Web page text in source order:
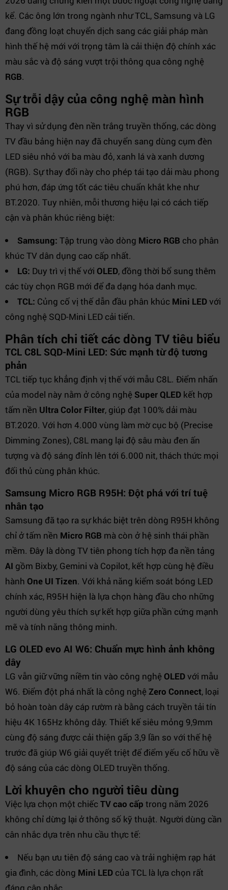
kể. Các ông lớn trong ngành như TCL, Samsung và LG
đang đồng loạt chuyển dịch sang các giải pháp màn
hình thế hệ mới với trọng tâm là cải thiện độ chính xác
màu sắc và độ sáng vượt trội thông qua công nghệ
RGB.
Sự trỗi dậy của công nghệ màn hình
RGB
Thay vì sử dụng đèn nền trắng truyền thống, các dòng
TV đầu bảng hiện nay đã chuyển sang dùng cụm đèn
LED siêu nhỏ với ba màu đỏ, xanh lá và xanh dương
(RGB). Sự thay đổi này cho phép tái tạo dải màu phong
phú hơn, đáp ứng tốt các tiêu chuẩn khắt khe như
BT.2020. Tuy nhiên, mỗi thương hiệu lại có cách tiếp
cận và phân khúc riêng biệt:
Samsung: Tập trung vào dòng Micro RGB cho phân
khúc TV dân dụng cao cấp nhất.
LG: Duy trì vị thế với OLED, đồng thời bổ sung thêm
các tùy chọn RGB mới để đa dạng hóa danh mục.
TCL: Củng cố vị thế dẫn đầu phân khúc Mini LEDvới
công nghệ SQD-Mini LED cải tiến.
Phân tích chi tiết các dòng TV tiêu biểu
TCL C8L SQD-Mini LED: Sức mạnh từ độ tương
phản
TCL tiếp tục khẳng định vị thế với mẫu C8L. Điểm nhấn
của model này nằm ở công nghệ Super QLED kết hợp
tấm nền Ultra Color Filter, giúp đạt 100% dải màu
BT.2020. Với hơn 4.000 vùng làm mờ cục bộ (Precise
Dimming Zones), C8L mang lại độ sâu màu đen ấn
tượng và độ sáng đỉnh lên tới 6.000 nit, thách thức mọi
đối thủ cùng phân khúc.
Samsung Micro RGB R95H: Đột phá với trí tuệ
nhân tạo
Samsung đã tạo ra sự khác biệt trên dòng R95H không
chỉ ở tấm nền Micro RGB mà còn ở hệ sinh thái phần
mềm. Đây là dòng TV tiên phong tích hợp đa nền tảng
AI gồm Bixby, Gemini và Copilot, kết hợp cùng hệ điều
hành One UI Tizen. Với khả năng kiểm soát bóng LED
chính xác, R95H hiện là lựa chọn hàng đầu cho những
người dùng yêu thích sự kết hợp giữa phần cứng mạnh
mẽ và tính năng thông minh.
LG OLED evo AI W6: Chuẩn mực hình ảnh không
dây
LG vẫn giữ vững niềm tin vào công nghệ OLEDvới mẫu
W6. Điểm đột phá nhất là công nghệ Zero Connect, loại
bỏ hoàn toàn dây cáp rườm rà bằng cách truyền tải tín
hiệu 4K 165Hz không dây. Thiết kế siêu mỏng 9,9mm
cùng độ sáng được cải thiện gấp 3,9 lần so với thế hệ
trước đã giúp W6 giải quyết triệt để điểm yếu cố hữu về
độ sáng của các dòng OLED truyền thống.
Lời khuyên cho người tiêu dùng
Việc lựa chọn một chiếcTV cao cấp trong năm 2026
không chỉ dừng lại ở thông số kỹ thuật. Người dùng cần
cân nhắc dựa trên nhu cầu thực tế:
Nếu bạn ưu tiên độ sáng cao và trải nghiệm rạp hát
gia đình, các dòng Mini LED của TCL là lựa chọn rất